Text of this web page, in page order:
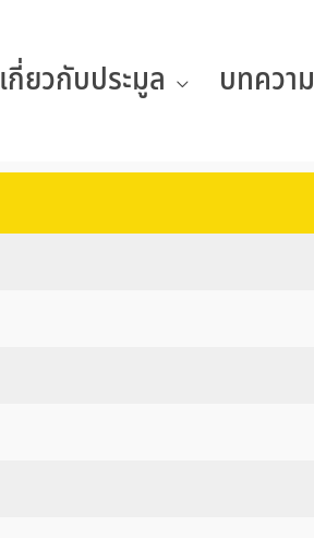
เกี่ยวกับประมูล บทความ